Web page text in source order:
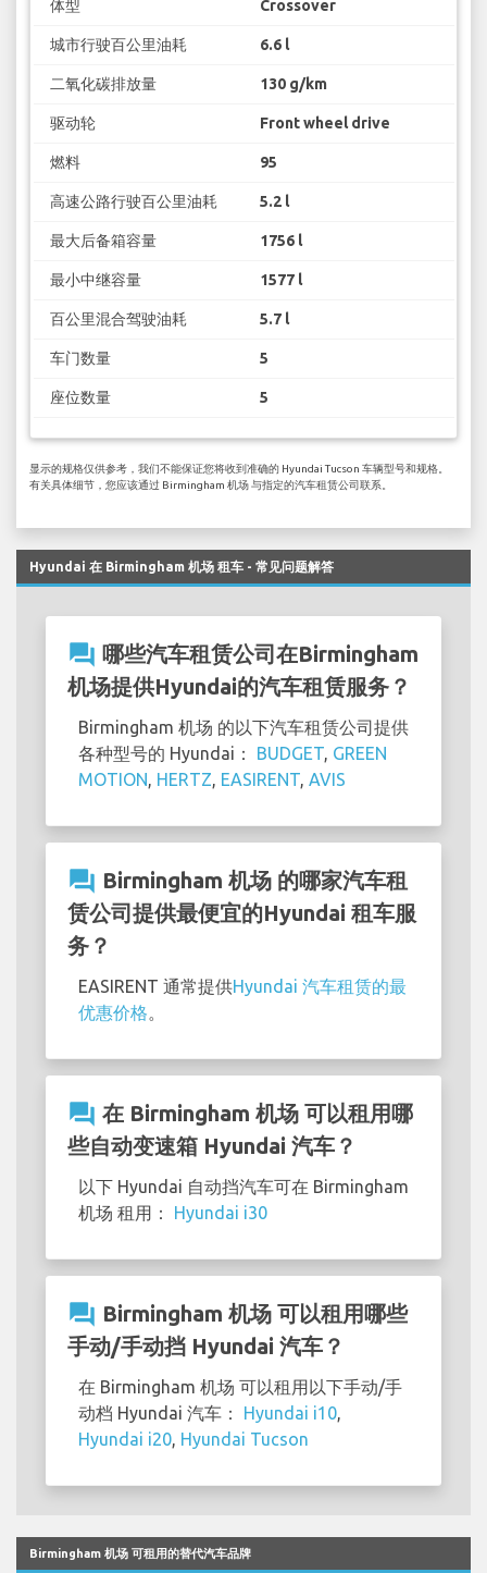
体型 Crossover
城市行驶百公里油耗 6.6 l
二氧化碳排放量 130 g/km
驱动轮 Front wheel drive
燃料 95
高速公路行驶百公里油耗 5.2 l
最大后备箱容量 1756 l
最小中继容量 1577 l
百公里混合驾驶油耗 5.7 l
车门数量 5
座位数量 5
显示的规格仅供参考，我们不能保证您将收到准确的 Hyundai Tucson 车辆型号和规格。
有关具体细节，您应该通过 Birmingham 机场 与指定的汽车租赁公司联系。
Hyundai 在 Birmingham 机场 租车 - 常见问题解答
question_answer 哪些汽车租赁公司在Birmingham
机场提供Hyundai的汽车租赁服务？
Birmingham 机场 的以下汽车租赁公司提供
各种型号的 Hyundai： BUDGET GREEN
MOTION HERTZ EASIRENT AVIS
question_answer Birmingham 机场 的哪家汽车租
赁公司提供最便宜的Hyundai 租车服
务？
EASIRENT 通常提供Hyundai 汽车租赁的最
优惠价格
question_answer 在 Birmingham 机场 可以租用哪
些自动变速箱 Hyundai 汽车？
以下 Hyundai 自动挡汽车可在 Birmingham
机场 租用： Hyundai i30
question_answer Birmingham 机场 可以租用哪些
手动/手动挡 Hyundai 汽车？
在 Birmingham 机场 可以租用以下手动/手
动档 Hyundai 汽车： Hyundai i10
Hyundai i20 Hyundai Tucson
Birmingham 机场 可租用的替代汽车品牌